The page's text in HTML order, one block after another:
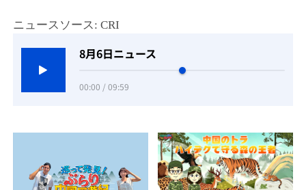
ニュースソース: CRI
8月6日ニュース
00:00 / 09:59